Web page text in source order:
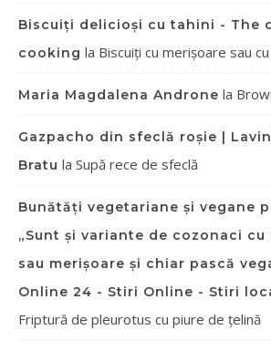
Biscuiți delicioși cu tahini - The
cooking la Biscuiți cu merișoare sau
Maria Magdalena Androne la
Gazpacho din sfeclă roșie |
Bratu la Supă rece de sfeclă
Bunătăți vegetariane și vegane
„Sunt și variante de cozonaci
sau merișoare și chiar pască
Online 24 - Stiri Online - Stiri
Friptură de pleurotus cu piure de țelină